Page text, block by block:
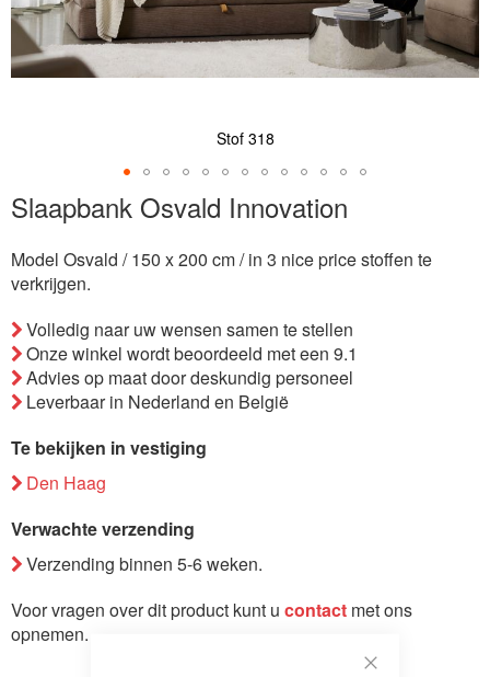
Stof 318
Ga
naar
het
begin
van
de
afbeeldingen-
gallerij
Slaapbank Osvald Innovation
Model Osvald / 150 x 200 cm / in 3 nice price stoffen te
verkrijgen.
Volledig naar uw wensen samen te stellen
Onze winkel wordt beoordeeld met een 9.1
Advies op maat door deskundig personeel
Leverbaar in Nederland en België
Te bekijken in vestiging
Den Haag
Verwachte verzending
Verzending binnen 5-6 weken.
Voor vragen over dit product kunt u contact met ons
opnemen.